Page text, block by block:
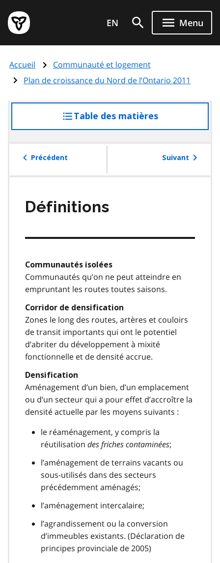
au
contenu
principal
Page
d'accueil
de
l'Ontario
EN Menu
Accueil
Communauté et logement
Plan de croissance du Nord de l’Ontario 2011
Table des matières
à
table
Précédent Suivant
Définitions
Communautés isolées
Communautés qu’on ne peut atteindre en
empruntant les routes toutes saisons.
Corridor de densification
Zones le long des routes, artères et couloirs
de transit importants qui ont le potentiel
d’abriter du développement à mixité
fonctionnelle et de densité accrue.
Densification
Aménagement d’un bien, d’un emplacement
ou d’un secteur qui a pour effet d’accroître la
densité actuelle par les moyens suivants :
le réaménagement, y compris la
réutilisation des friches contaminées;
l’aménagement de terrains vacants ou
sous-utilisés dans des secteurs
précédemment aménagés;
l’aménagement intercalaire;
l’agrandissement ou la conversion
d’immeubles existants. (Déclaration de
principes provinciale de 2005)